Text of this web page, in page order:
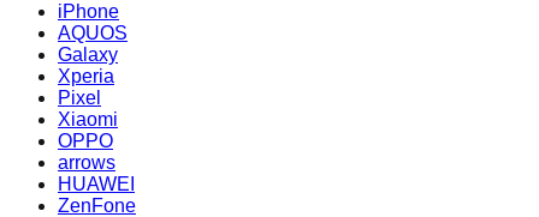
iPhone
AQUOS
Galaxy
Xperia
Pixel
Xiaomi
OPPO
arrows
HUAWEI
ZenFone